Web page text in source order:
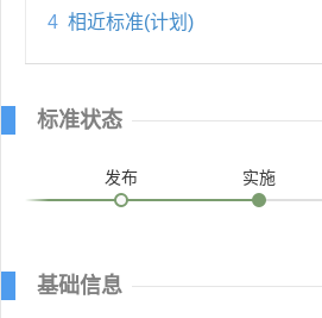
4 相近标准(计划)
标准状态
发布 实施
基础信息